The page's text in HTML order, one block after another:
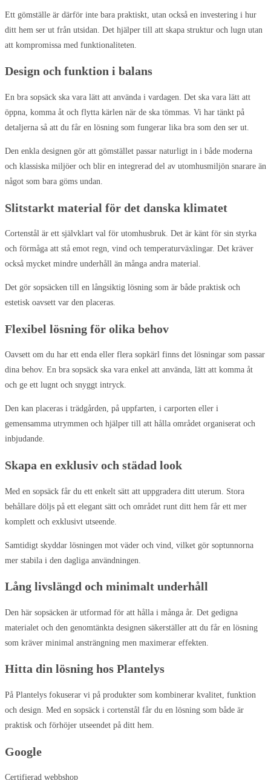
Ett gömställe är därför inte bara praktiskt, utan också en investering i hur
ditt hem ser ut från utsidan. Det hjälper till att skapa struktur och lugn utan
att kompromissa med funktionaliteten.
Design och funktion i balans
En bra sopsäck ska vara lätt att använda i vardagen. Det ska vara lätt att
öppna, komma åt och flytta kärlen när de ska tömmas. Vi har tänkt på
detaljerna så att du får en lösning som fungerar lika bra som den ser ut.
Den enkla designen gör att gömstället passar naturligt in i både moderna
och klassiska miljöer och blir en integrerad del av utomhusmiljön snarare än
något som bara göms undan.
Slitstarkt material för det danska klimatet
Cortenstål är ett självklart val för utomhusbruk. Det är känt för sin styrka
och förmåga att stå emot regn, vind och temperaturväxlingar. Det kräver
också mycket mindre underhåll än många andra material.
Det gör sopsäcken till en långsiktig lösning som är både praktisk och
estetisk oavsett var den placeras.
Flexibel lösning för olika behov
Oavsett om du har ett enda eller flera sopkärl finns det lösningar som passar
dina behov. En bra sopsäck ska vara enkel att använda, lätt att komma åt
och ge ett lugnt och snyggt intryck.
Den kan placeras i trädgården, på uppfarten, i carporten eller i
gemensamma utrymmen och hjälper till att hålla området organiserat och
inbjudande.
Skapa en exklusiv och städad look
Med en sopsäck får du ett enkelt sätt att uppgradera ditt uterum. Stora
behållare döljs på ett elegant sätt och området runt ditt hem får ett mer
komplett och exklusivt utseende.
Samtidigt skyddar lösningen mot väder och vind, vilket gör soptunnorna
mer stabila i den dagliga användningen.
Lång livslängd och minimalt underhåll
Den här sopsäcken är utformad för att hålla i många år. Det gedigna
materialet och den genomtänkta designen säkerställer att du får en lösning
som kräver minimal ansträngning men maximerar effekten.
Hitta din lösning hos Plantelys
På Plantelys fokuserar vi på produkter som kombinerar kvalitet, funktion
och design. Med en sopsäck i cortenstål får du en lösning som både är
praktisk och förhöjer utseendet på ditt hem.
Google
Certifierad webbshop